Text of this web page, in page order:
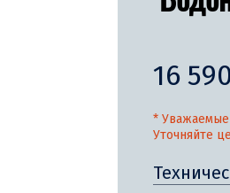
16
* Уважаемые
Уточняйте